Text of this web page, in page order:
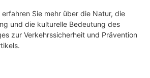
Sie mehr über die Natur, die
und die kulturelle Bedeutung des
zur Verkehrssicherheit und Prävention